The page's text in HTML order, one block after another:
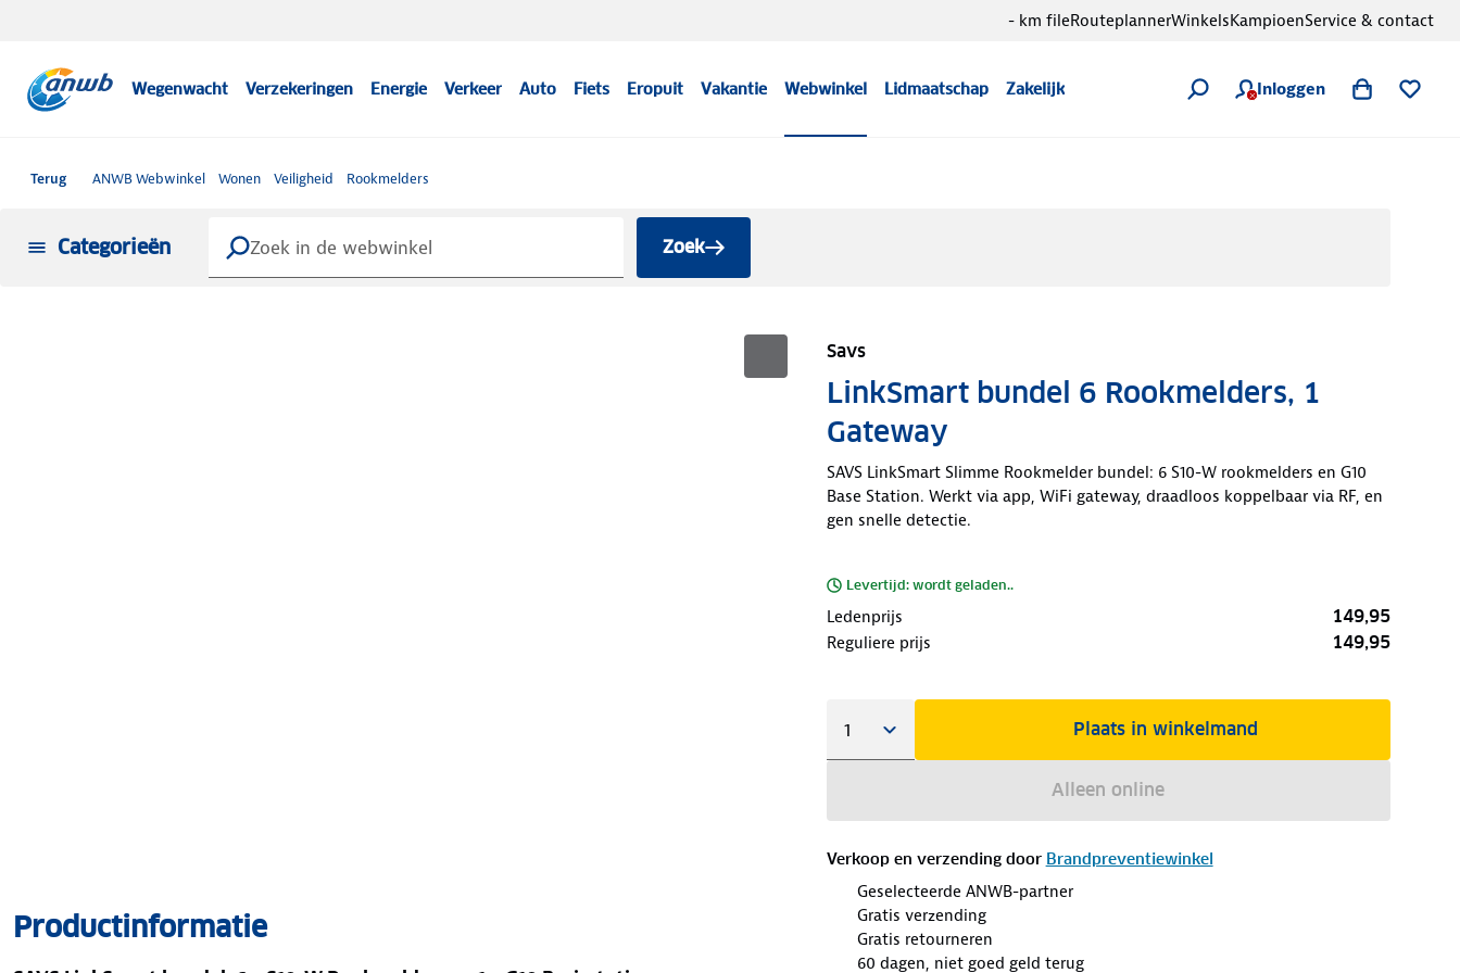
Wegenwacht Verzekeringen Energie Verkeer Auto Fiets Eropuit Vakantie Webwinkel Lidmaatschap Zakelijk Inloggen
- km fileRouteplannerWinkelsKampioenService & contact
Terug ANWB Webwinkel Wonen Veiligheid Rookmelders
Categorieën Zoek
Savs
LinkSmart bundel 6 Rookmelders, 1
Gateway
SAVS LinkSmart Slimme Rookmelder bundel: 6 S10-W rookmelders en G10
Base Station. Werkt via app, WiFi gateway, draadloos koppelbaar via RF, en
gen snelle detectie.
Levertijd: wordt geladen..
Ledenprijs 149,95
Reguliere prijs 149,95
Plaats in winkelmand
Alleen online
Verkoop en verzending door Brandpreventiewinkel
Geselecteerde ANWB-partner
Gratis verzending
Gratis retourneren
60 dagen, niet goed geld terug
Productinformatie